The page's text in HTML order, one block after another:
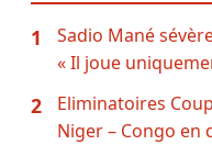
1
Sadio Mané
« Il joue
2
Eliminatoires
Niger – Congo en